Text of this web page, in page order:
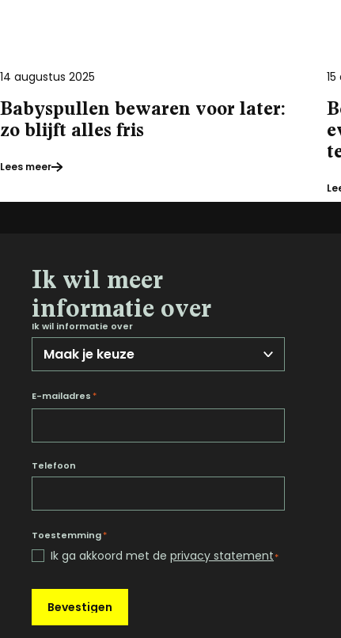
14 augustus 2025
Babyspullen bewaren voor later:
zo blijft alles fris
Lees meer
Ik wil meer
informatie over
Ik wil informatie over
E-mailadres *
Telefoon
Toestemming*
Ik ga akkoord met de privacy statement*
Bevestigen